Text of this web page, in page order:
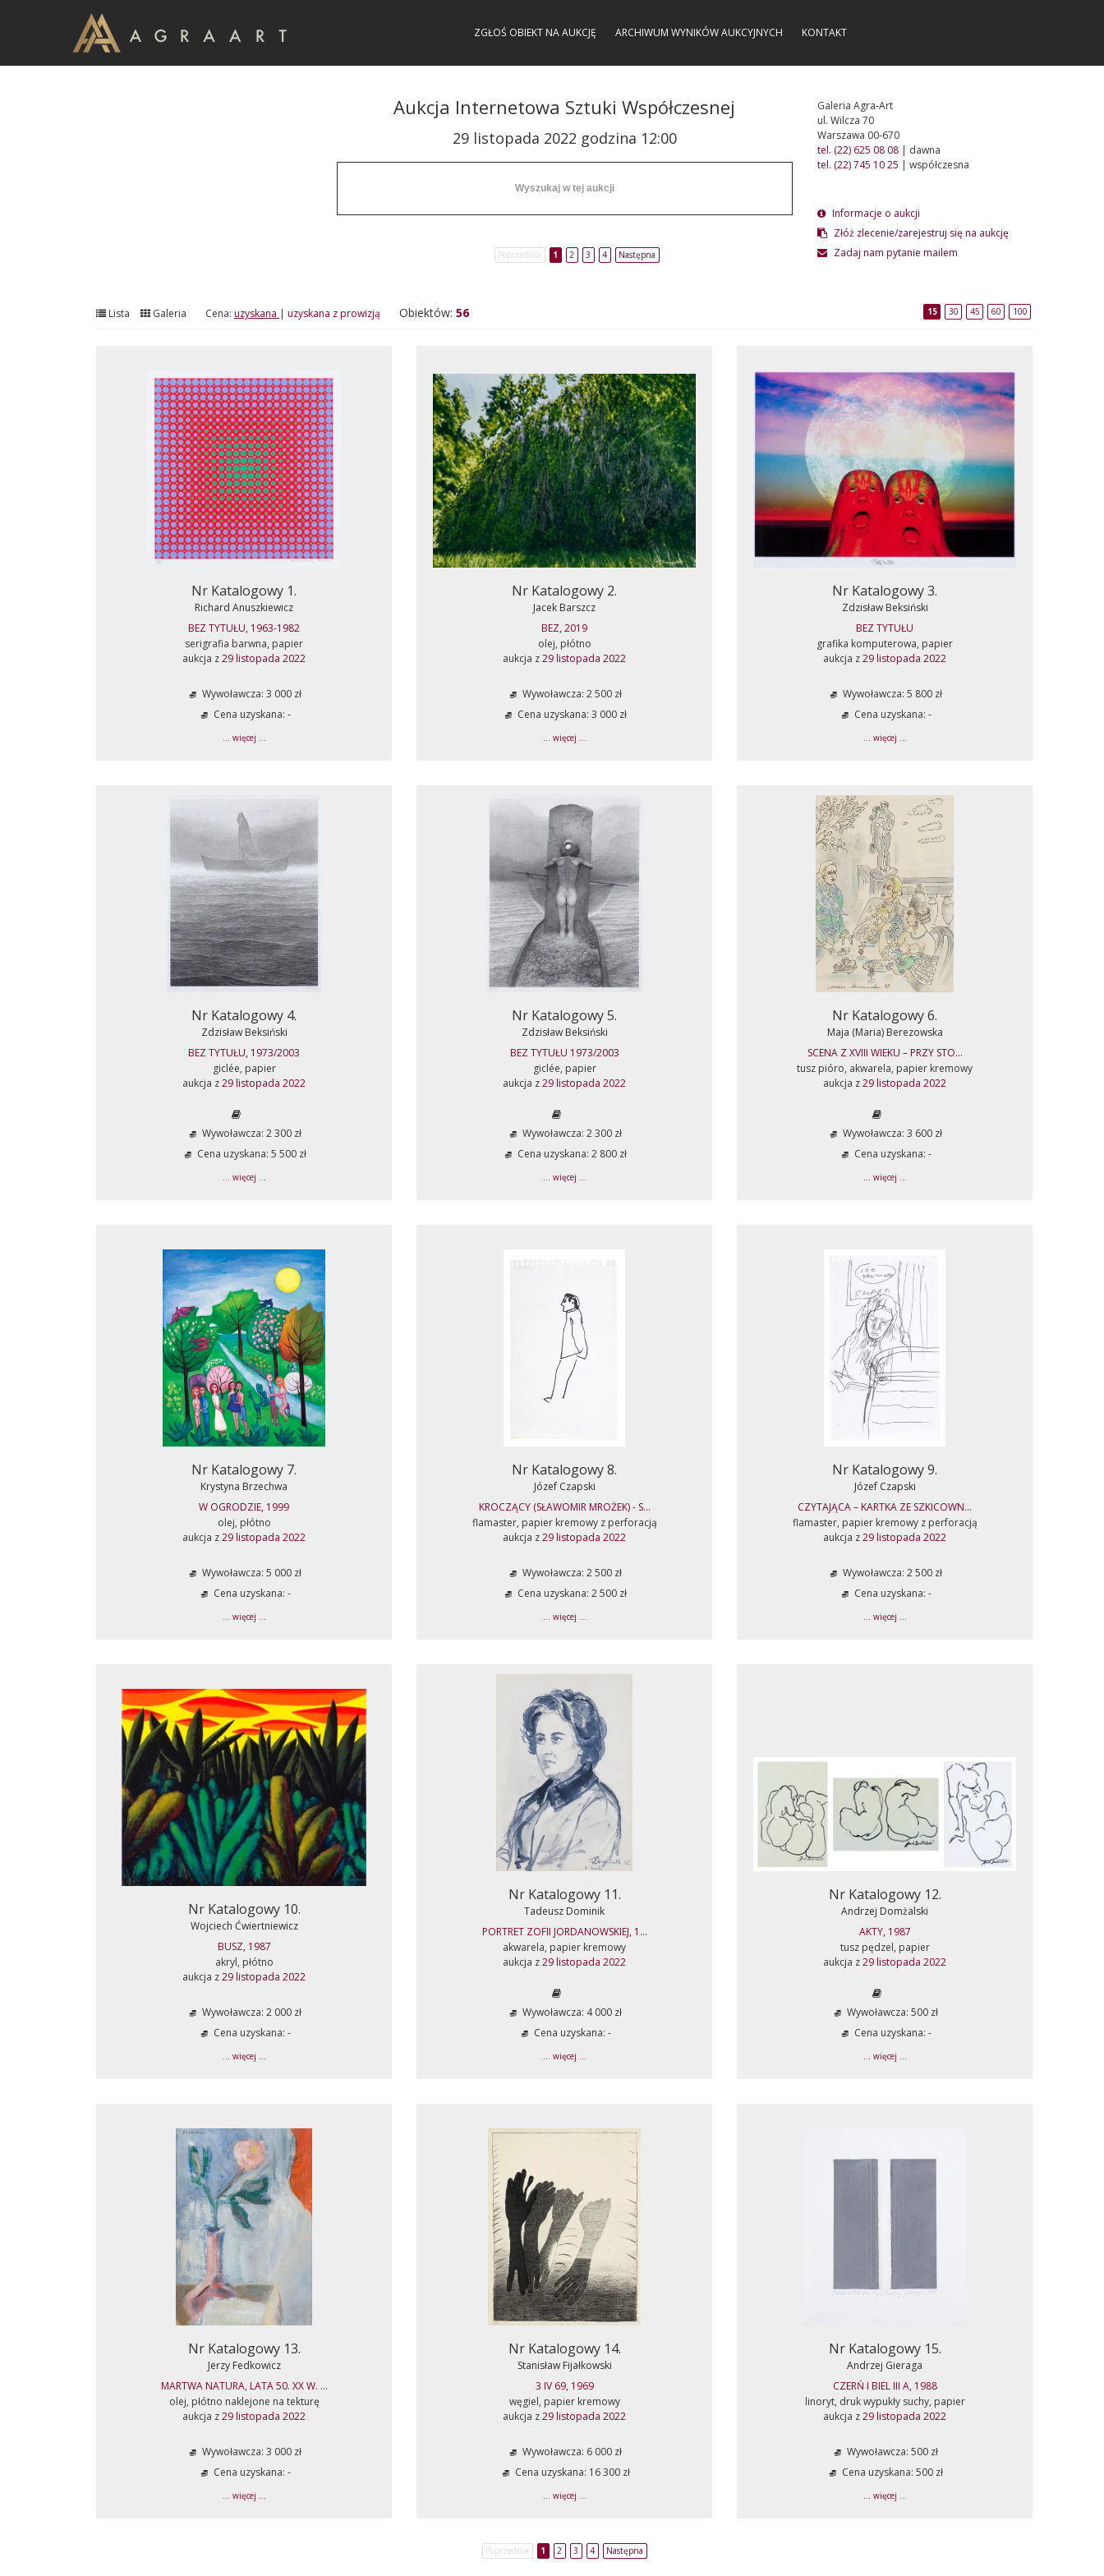
ZGŁOŚ OBIEKT NA AUKCJĘ ARCHIWUM WYNIKÓW AUKCYJNYCH KONTAKT
Aukcja Internetowa Sztuki Współczesnej
29 listopada 2022 godzina 12:00
Poprzednia 1 2 3 4 Następna
Galeria Agra-Art
ul. Wilcza 70
Warszawa 00-670
tel. (22) 625 08 08| dawna
tel. (22) 745 10 25 | współczesna
Informacje o aukcji
Złóż zlecenie/zarejestruj się na aukcję
Zadaj nam pytanie mailem
Lista Galeria Cena: uzyskana | uzyskana z prowizją Obiektów: 56 15 30 45 60 100
Nr Katalogowy 1.
Richard Anuszkiewicz
BEZ TYTUŁU, 1963-1982
serigrafia barwna, papier
aukcja z29 listopada 2022
Wywoławcza: 3 000 zł
Cena uzyskana: -
... więcej ...
Nr Katalogowy 2.
Jacek Barszcz
BEZ, 2019
olej, płótno
aukcja z29 listopada 2022
Wywoławcza: 2 500 zł
Cena uzyskana: 3 000 zł
... więcej ...
Nr Katalogowy 3.
Zdzisław Beksiński
BEZ TYTUŁU
grafika komputerowa, papier
aukcja z29 listopada 2022
Wywoławcza: 5 800 zł
Cena uzyskana: -
... więcej ...
Nr Katalogowy 4.
Zdzisław Beksiński
BEZ TYTUŁU, 1973/2003
giclée, papier
aukcja z29 listopada 2022
Wywoławcza: 2 300 zł
Cena uzyskana: 5 500 zł
... więcej ...
Nr Katalogowy 5.
Zdzisław Beksiński
BEZ TYTUŁU 1973/2003
giclée, papier
aukcja z29 listopada 2022
Wywoławcza: 2 300 zł
Cena uzyskana: 2 800 zł
... więcej ...
Nr Katalogowy 6.
Maja (Maria) Berezowska
SCENA Z XVIII WIEKU – PRZY STO...
tusz pióro, akwarela, papier kremowy
aukcja z29 listopada 2022
Wywoławcza: 3 600 zł
Cena uzyskana: -
... więcej ...
Nr Katalogowy 7.
Krystyna Brzechwa
W OGRODZIE, 1999
olej, płótno
aukcja z29 listopada 2022
Wywoławcza: 5 000 zł
Cena uzyskana: -
... więcej ...
Nr Katalogowy 8.
Józef Czapski
KROCZĄCY (SŁAWOMIR MROŻEK) - S...
flamaster, papier kremowy z perforacją
aukcja z29 listopada 2022
Wywoławcza: 2 500 zł
Cena uzyskana: 2 500 zł
... więcej ...
Nr Katalogowy 9.
Józef Czapski
CZYTAJĄCA – KARTKA ZE SZKICOWN...
flamaster, papier kremowy z perforacją
aukcja z29 listopada 2022
Wywoławcza: 2 500 zł
Cena uzyskana: -
... więcej ...
Nr Katalogowy 10.
Wojciech Ćwiertniewicz
BUSZ, 1987
akryl, płótno
aukcja z29 listopada 2022
Wywoławcza: 2 000 zł
Cena uzyskana: -
... więcej ...
Nr Katalogowy 11.
Tadeusz Dominik
PORTRET ZOFII JORDANOWSKIEJ, 1...
akwarela, papier kremowy
aukcja z29 listopada 2022
Wywoławcza: 4 000 zł
Cena uzyskana: -
... więcej ...
Nr Katalogowy 12.
Andrzej Domżalski
AKTY, 1987
tusz pędzel, papier
aukcja z29 listopada 2022
Wywoławcza: 500 zł
Cena uzyskana: -
... więcej ...
Nr Katalogowy 13.
Jerzy Fedkowicz
MARTWA NATURA, LATA 50. XX W. ...
olej, płótno naklejone na tekturę
aukcja z29 listopada 2022
Wywoławcza: 3 000 zł
Cena uzyskana: -
... więcej ...
Nr Katalogowy 14.
Stanisław Fijałkowski
3 IV 69, 1969
węgiel, papier kremowy
aukcja z29 listopada 2022
Wywoławcza: 6 000 zł
Cena uzyskana: 16 300 zł
... więcej ...
Nr Katalogowy 15.
Andrzej Gieraga
CZERŃ I BIEL III A, 1988
linoryt, druk wypukły suchy, papier
aukcja z29 listopada 2022
Wywoławcza: 500 zł
Cena uzyskana: 500 zł
... więcej ...
Poprzednia 1 2 3 4 Następna